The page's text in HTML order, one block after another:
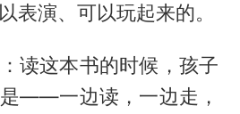
表演、可以玩起来的。
读这本书的时候，孩子
——一边读，一边走，